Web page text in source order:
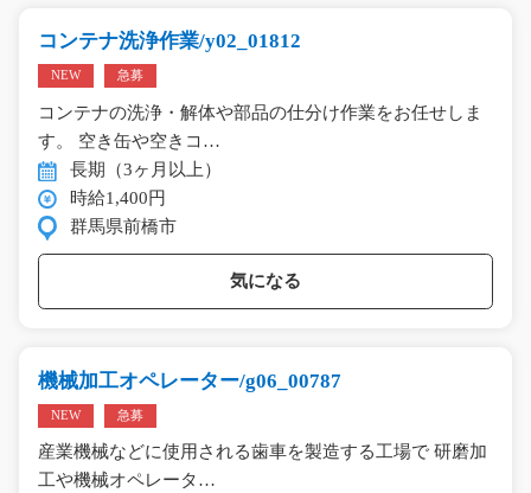
コンテナ洗浄作業/y02_01812
NEW 急募
コンテナの洗浄・解体や部品の仕分け作業をお任せしま
す。 空き缶や空きコ…
長期（3ヶ月以上）
時給1,400円
群馬県前橋市
気になる
機械加工オペレーター/g06_00787
NEW 急募
産業機械などに使用される歯車を製造する工場で 研磨加
工や機械オペレータ…